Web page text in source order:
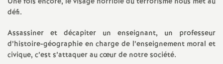
défi.
Assassiner et décapiter un enseignant, un professeur
d’histoire-géographie en charge de l’enseignement moral et
civique, c’est s’attaquer au cœur de notre société.